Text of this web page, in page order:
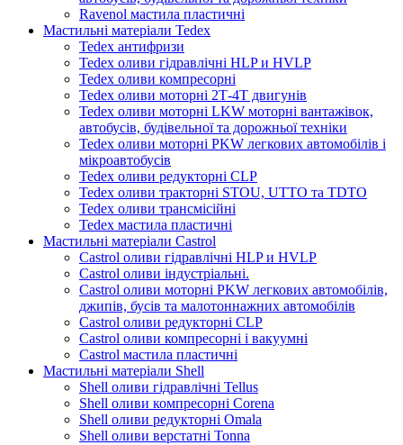
Ravenol мастила пластичні
Мастильні матеріали Tedex
Tedex антифризи
Tedex оливи гідравлічні HLP и HVLP
Tedex оливи компресорні
Tedex оливи моторні 2Т-4Т двигунів
Tedex оливи моторні LKW моторні вантажівок,
автобусів, будівельної та дорожньої техніки
Tedex оливи моторні PKW легкових автомобілів і
мікроавтобусів
Tedex оливи редукторні CLP
Tedex оливи тракторні STOU, UTTO та TDTO
Tedex оливи трансмісійні
Tedex мастила пластичні
Мастильні матеріали Castrol
Castrol оливи гідравлічні HLP и HVLP
Castrol оливи індустріальні.
Castrol оливи моторні PKW легкових автомобілів,
джипів, бусів та малотоннажних автомобілів
Castrol оливи редукторні CLP
Castrol оливи компресорні і вакуумні
Castrol мастила пластичні
Мастильні матеріали Shell
Shell оливи гідравлічні Tellus
Shell оливи компресорні Corena
Shell оливи редукторні Omala
Shell оливи верстатні Tonna